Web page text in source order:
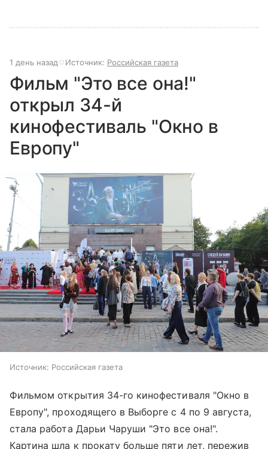
1 день назад Источник: Российская газета
Фильм "Это все она!"
открыл 34-й
кинофестиваль "Окно в
Европу"
Источник: Российская газета
Фильмом открытия 34-го кинофестиваля "Окно в
Европу", проходящего в Выборге с 4 по 9 августа,
стала работа Дарьи Чаруши "Это все она!".
Картина шла к прокату больше пяти лет, пережив